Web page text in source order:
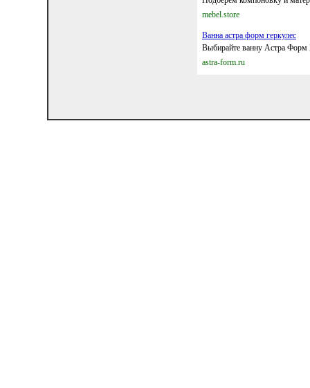
mebel.store
Ванна астра форм геркулес
Выбирайте ванну Астра Форм
astra-form.ru